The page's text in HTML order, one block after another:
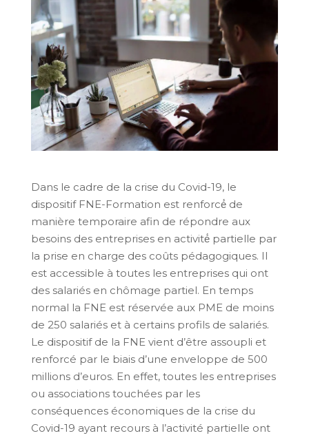
Dans le cadre de la crise du Covid-19, le
dispositif FNE-Formation est renforcé́ de
manière temporaire afin de répondre aux
besoins des entreprises en activité́ partielle par
la prise en charge des coûts pédagogiques. Il
est accessible à toutes les entreprises qui ont
des salariés en chômage partiel. En temps
normal la FNE est réservée aux PME de moins
de 250 salariés et à certains profils de salariés.
Le dispositif de la FNE vient d’être assoupli et
renforcé par le biais d’une enveloppe de 500
millions d’euros. En effet, toutes les entreprises
ou associations touchées par les
conséquences économiques de la crise du
Covid-19 ayant recours à l’activité partielle ont